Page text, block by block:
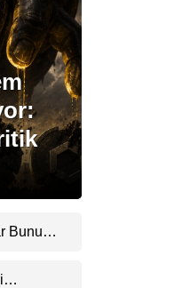
Instagram
Youtube
TikTok
Bunu